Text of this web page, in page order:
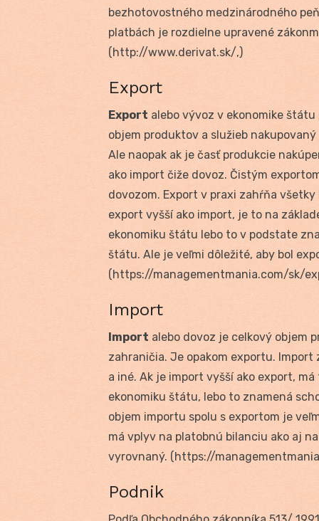
bezhotovostného medzinárodného
platbách je rozdielne upravené
(http://www.derivat.sk/,)
Export
Export alebo vývoz v ekonomike
objem produktov a služieb
Ale naopak ak je časť produkcie
ako import čiže dovoz. Čistým
dovozom. Export v praxi zahŕňa
export vyšší ako import, je to na
ekonomiku štátu lebo to v podstate
štátu. Ale je veľmi dôležité, aby bol
(https://managementmania.com/sk/
Import
Import alebo dovoz je celkový objem
zahraničia. Je opakom exportu.
a iné. Ak je import vyšší ako export,
ekonomiku štátu, lebo to znamená
objem importu spolu s exportom je
má vplyv na platobnú bilanciu ako aj
vyrovnaný. (https://
Podnik